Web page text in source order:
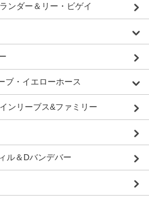
ンダー＆リー・ビゲイ
ブ・イエローホース
ンリーブス&ファミリー
ル＆Dバンデバー